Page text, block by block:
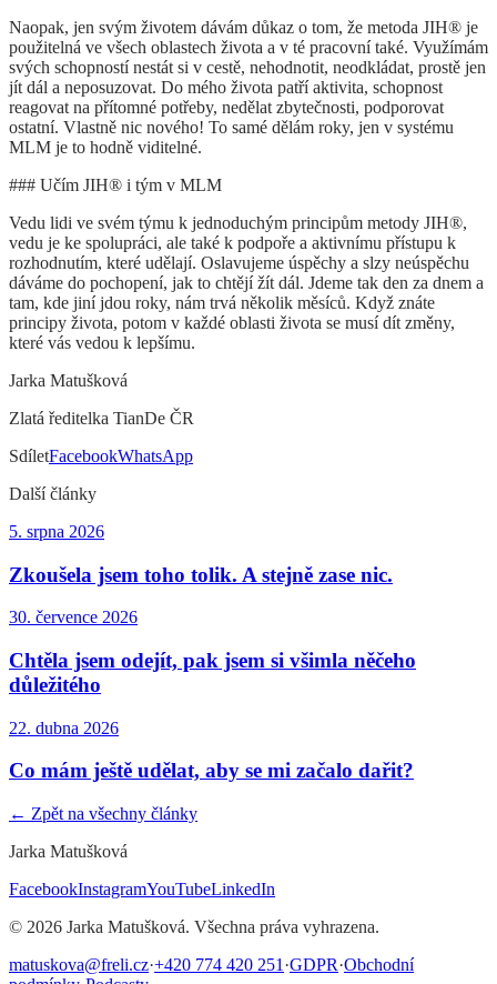
Naopak, jen svým životem dávám důkaz o tom, že metoda JIH® je
použitelná ve všech oblastech života a v té pracovní také. Využímám
svých schopností nestát si v cestě, nehodnotit, neodkládat, prostě jen
jít dál a neposuzovat. Do mého života patří aktivita, schopnost
reagovat na přítomné potřeby, nedělat zbytečnosti, podporovat
ostatní. Vlastně nic nového! To samé dělám roky, jen v systému
MLM je to hodně viditelné.
### Učím JIH® i tým v MLM
Vedu lidi ve svém týmu k jednoduchým principům metody JIH®,
vedu je ke spolupráci, ale také k podpoře a aktivnímu přístupu k
rozhodnutím, které udělají. Oslavujeme úspěchy a slzy neúspěchu
dáváme do pochopení, jak to chtějí žít dál. Jdeme tak den za dnem a
tam, kde jiní jdou roky, nám trvá několik měsíců. Když znáte
principy života, potom v každé oblasti života se musí dít změny,
které vás vedou k lepšímu.
Jarka Matušková
Zlatá ředitelka TianDe ČR
SdíletFacebookWhatsApp
Další články
5. srpna 2026
Zkoušela jsem toho tolik. A stejně zase nic.
30. července 2026
Chtěla jsem odejít, pak jsem si všimla něčeho
důležitého
22. dubna 2026
Co mám ještě udělat, aby se mi začalo dařit?
← Zpět na všechny články
Jarka Matušková
FacebookInstagramYouTubeLinkedIn
© 2026 Jarka Matušková. Všechna práva vyhrazena.
matuskova@freli.cz·+420 774 420 251 ·GDPR·Obchodní